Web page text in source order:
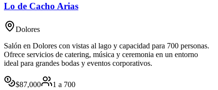
Lo de Cacho Arias
Dolores
Salón en Dolores con vistas al lago y capacidad para 700 personas.
Ofrece servicios de catering, música y ceremonia en un entorno
ideal para grandes bodas y eventos corporativos.
$87,000 1 a 700